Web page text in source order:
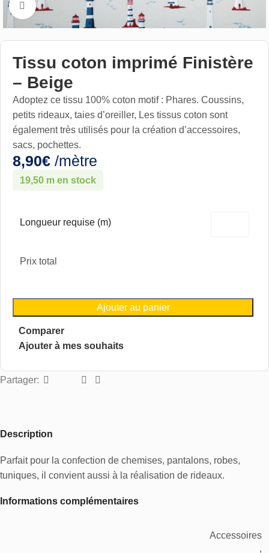
Cliquez pour aggrandir
Tissu coton imprimé Finistère
– Beige
Adoptez ce tissu 100% coton motif : Phares. Coussins,
petits rideaux, taies d’oreiller, Les tissus coton sont
également très utilisés pour la création d’accessoires,
sacs, pochettes.
8,90€ /mètre
19,50 m en stock
Longueur requise (m)
Prix total
Ajouter au panier
Comparer
Ajouter à mes souhaits
Partager:
Description
Parfait pour la confection de chemises, pantalons, robes,
tuniques, il convient aussi à la réalisation de rideaux.
Informations complémentaires
Accessoires
,